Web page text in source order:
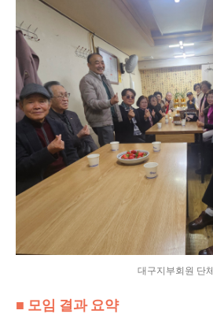
대구지부회원 단체
■ 모임 결과 요약